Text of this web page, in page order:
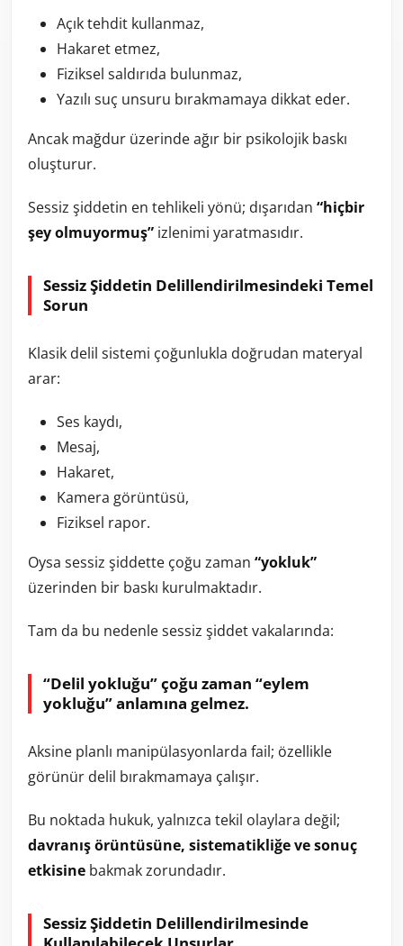
Açık tehdit kullanmaz,
Hakaret etmez,
Fiziksel saldırıda bulunmaz,
Yazılı suç unsuru bırakmamaya dikkat eder.
Ancak mağdur üzerinde ağır bir psikolojik baskı
oluşturur.
Sessiz şiddetin en tehlikeli yönü; dışarıdan “hiçbir
şey olmuyormuş” izlenimi yaratmasıdır.
Sessiz Şiddetin Delillendirilmesindeki Temel
Sorun
Klasik delil sistemi çoğunlukla doğrudan materyal
arar:
Ses kaydı,
Mesaj,
Hakaret,
Kamera görüntüsü,
Fiziksel rapor.
Oysa sessiz şiddette çoğu zaman “yokluk”
üzerinden bir baskı kurulmaktadır.
Tam da bu nedenle sessiz şiddet vakalarında:
“Delil yokluğu” çoğu zaman “eylem
yokluğu” anlamına gelmez.
Aksine planlı manipülasyonlarda fail; özellikle
görünür delil bırakmamaya çalışır.
Bu noktada hukuk, yalnızca tekil olaylara değil;
davranış örüntüsüne, sistematikliğe ve sonuç
etkisine bakmak zorundadır.
Sessiz Şiddetin Delillendirilmesinde